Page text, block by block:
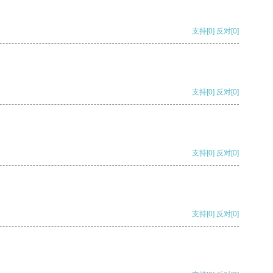
支持[0] 反对[0]
支持[0] 反对[0]
支持[0] 反对[0]
支持[0] 反对[0]